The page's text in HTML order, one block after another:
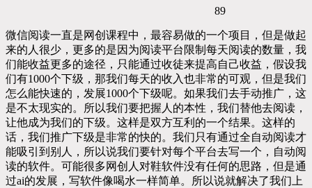
89
微信阅读一直是网创课程中，最容易做的一个项目，但是做起
来的人很少，更多的是因为阅读平台限制每天阅读的数量，我
们能收益更多的途径，只能通过收徒来提高自己收益，假设我
们有1000个下级，那我们每天的收入也非常的可观，但是我们
怎么能快速的，发展1000个下级呢。如果我们去手动推广，这
是不太现实的。所以我们要把握人的本性，我们替他去阅读，
让他成为我们的下级。这样是双方互利的一个结果。这样的
话，我们推广下级是非常的快的。我们只有通过全自动阅读才
能吸引到别人，所以说我们要针对每个平台去写一个，自动阅
读的软件。可能很多网创人对鞋软件没有任何的思路，但是通
过ai的发展，写软件像喝水一样简单。所以说就解决了我们上